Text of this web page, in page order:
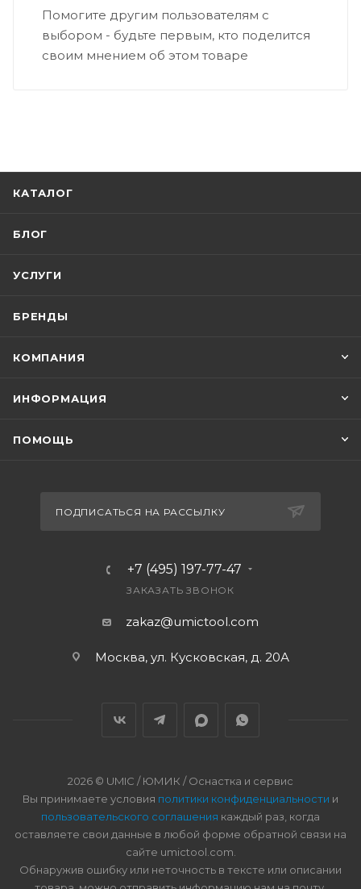
Помогите другим пользователям с
выбором - будьте первым, кто поделится
своим мнением об этом товаре
КАТАЛОГ
БЛОГ
УСЛУГИ
БРЕНДЫ
КОМПАНИЯ
ИНФОРМАЦИЯ
ПОМОЩЬ
ПОДПИСАТЬСЯ НА РАССЫЛКУ
+7 (495) 197-77-47
ЗАКАЗАТЬ ЗВОНОК
zakaz@umictool.com
Москва, ул. Кусковская, д. 20А
2026 © UMIC / ЮМИК / Оснастка и сервис
Вы принимаете условия политики конфиденциальности и
пользовательского соглашения каждый раз, когда
оставляете свои данные в любой форме обратной связи на
сайте umictool.com.
Обнаружив ошибку или неточность в тексте или описании